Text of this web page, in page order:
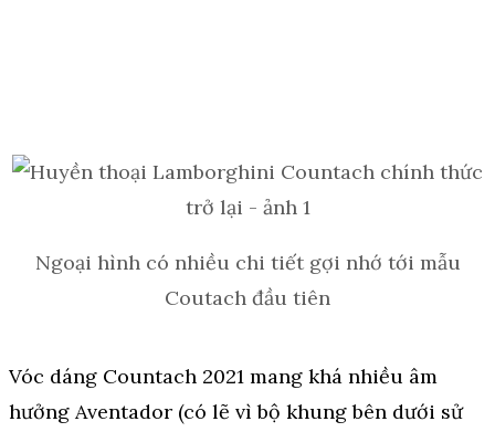
Ngoại hình có nhiều chi tiết gợi nhớ tới mẫu
Coutach đầu tiên
Vóc dáng Countach 2021 mang khá nhiều âm
hưởng Aventador (có lẽ vì bộ khung bên dưới sử